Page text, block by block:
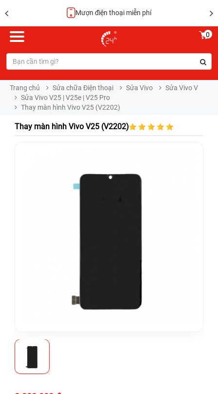
Hoàn tiền 100%
0
Trang chủ Sửa chữa Điện thoại Sửa Vivo
Sửa Vivo V
Sửa Vivo V25 | V25e | V25 Pro
Thay màn hình Vivo V25 (V2202)
Thay màn hình Vivo V25 (V2202)